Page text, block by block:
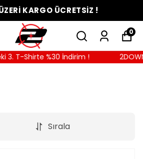
KARGO ÜCRETSİZ !
0
3. T-Shirte %30 İndirim !
Sırala